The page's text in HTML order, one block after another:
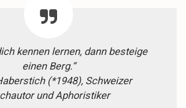
kennen lernen, dann besteige
einen Berg.“
(*1948), Schweizer
und Aphoristiker